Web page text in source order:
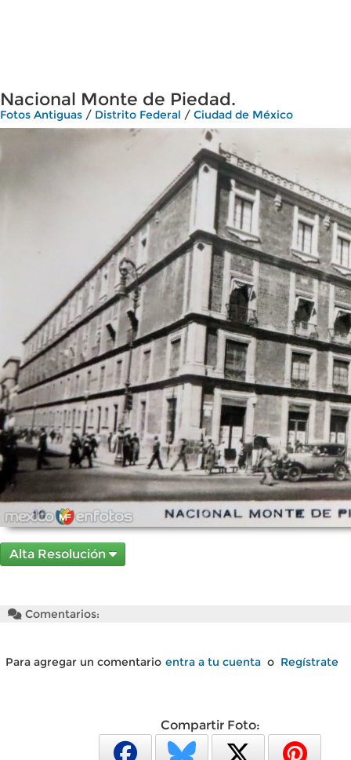
Nacional Monte de Piedad.
Fotos Antiguas / Distrito Federal / Ciudad de México
Alta Resolución
Comentarios:
Para agregar un comentario entra a tu cuenta o Regístrate
Compartir Foto: